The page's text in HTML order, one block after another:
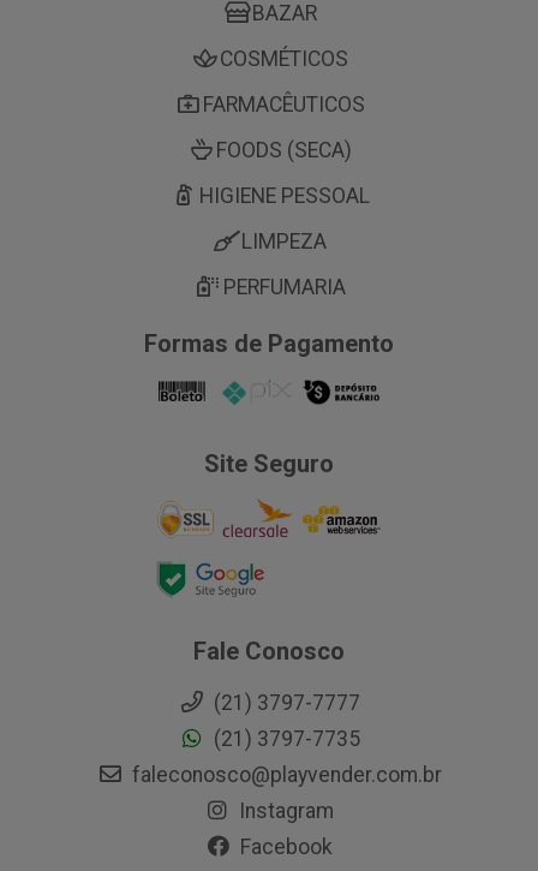
BAZAR
COSMÉTICOS
FARMACÊUTICOS
FOODS (SECA)
HIGIENE PESSOAL
LIMPEZA
PERFUMARIA
Formas de Pagamento
Site Seguro
Fale Conosco
(21) 3797-7777
(21) 3797-7735
faleconosco@playvender.com.br
Instagram
Facebook